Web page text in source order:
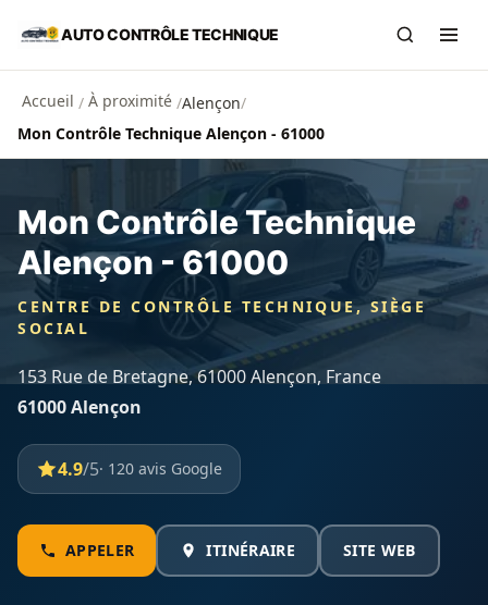
Aller au contenu principal
AUTO CONTRÔLE TECHNIQUE
Accueil / À proximité /Alençon/
Mon Contrôle Technique Alençon - 61000
Mon Contrôle Technique
Alençon - 61000
CENTRE DE CONTRÔLE TECHNIQUE, SIÈGE
SOCIAL
153 Rue de Bretagne, 61000 Alençon, France
61000 Alençon
4.9/5· 120 avis Google
APPELER ITINÉRAIRE SITE WEB